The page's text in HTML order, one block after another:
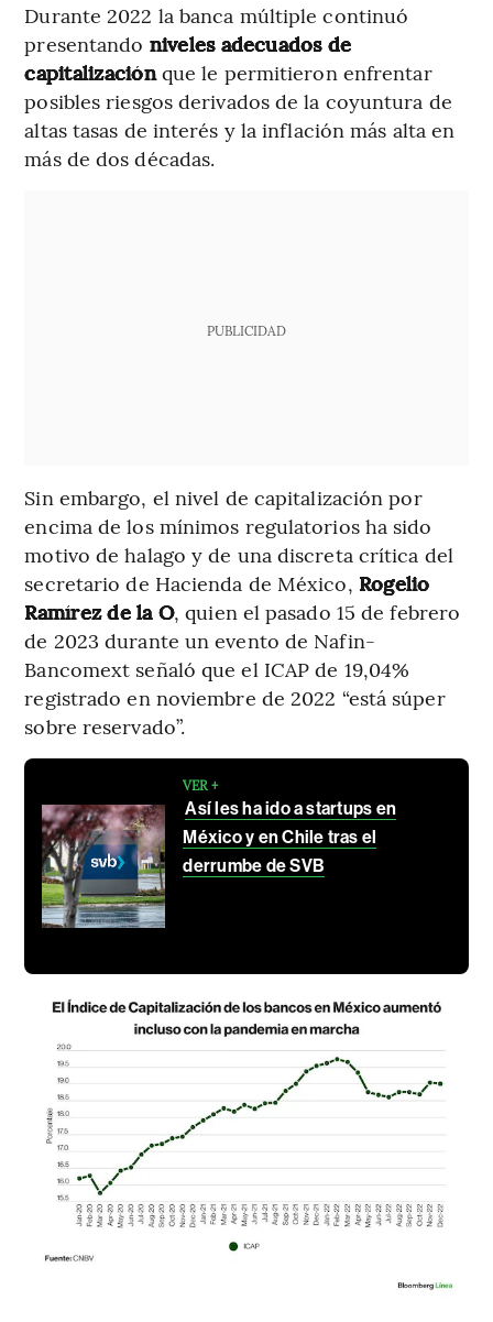
Durante 2022 la banca múltiple continuó
presentando niveles adecuados de
capitalizaciónque le permitieron enfrentar
posibles riesgos derivados de la coyuntura de
altas tasas de interés y la inflación más alta en
más de dos décadas.
PUBLICIDAD
Sin embargo, el nivel de capitalización por
encima de los mínimos regulatorios ha sido
motivo de halago y de una discreta crítica del
secretario de Hacienda de México, Rogelio
Ramírez de la O, quien el pasado 15 de febrero
de 2023 durante un evento de Nafin-
Bancomext señaló que el ICAP de 19,04%
registrado en noviembre de 2022 “está súper
sobre reservado”.
VER +
Así les ha ido a startups en
México y en Chile tras el
derrumbe de SVB